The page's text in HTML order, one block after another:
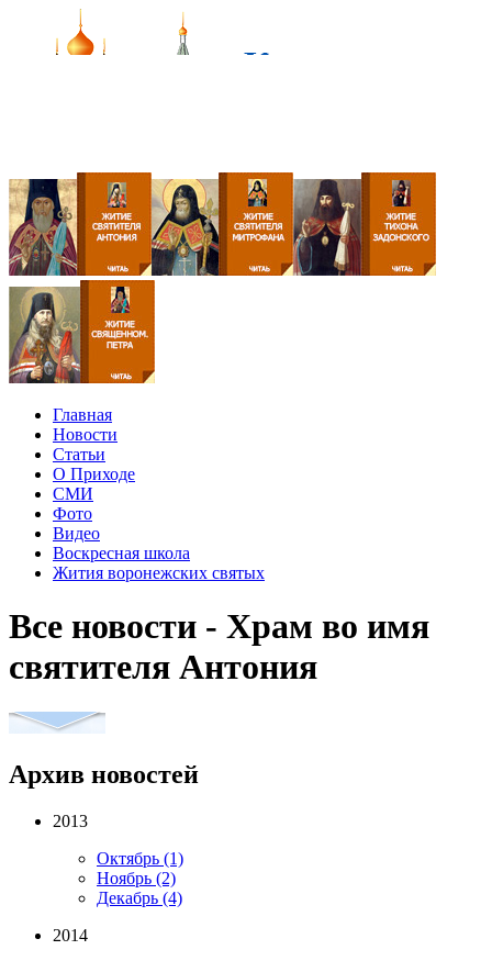
Главная
Новости
Статьи
О Приходе
СМИ
Фото
Видео
Воскресная школа
Жития воронежских святых
Все новости - Храм во имя
святителя Антония
Архив новостей
2013
Октябрь (1)
Ноябрь (2)
Декабрь (4)
2014